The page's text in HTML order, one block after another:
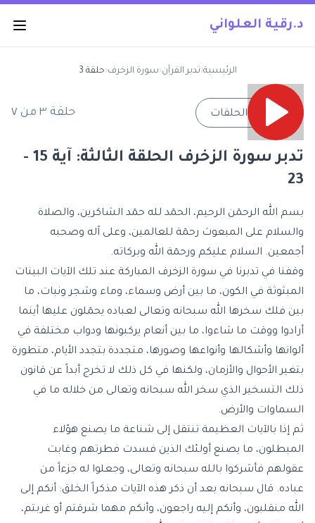
د.رقية العلواني
الرئيسية‹تدبر القرآن‹سورة الزخرف‹حلقة 3
→ جميع الحلقات حلقة ٣ من ٧
تدبر سورة الزخرف الحلقة الثالثة: آية 15 -
23
بسم الله الرحمٓن الرحيم، الحمٓد لله حمٓد الشاكرين، والصلاة
والسلام على المبعوث رحمٓة للعالمين، وعلى آله وصحبه
أجمعين. السلام عليكم ورحمٓة الله وبركاته.
وقفنا في تدبرنا في سورة الزخرف المباركة عند تلك الآيات البينات
المبثوثة في الكون، ما بين أرض وسماء، وماء وشجر ونبات، ما
بين فلك سخرها الله سبحانه وتعالى لعباده يحمٓلون عليها أينما
أرادوا ووقت ما شاءوا، ما بين أنعام يركبونها ودواب مختلفة في
ألوانها وأشكالها وأنواعها وصورها، متجددة بتجدد الأيام، متطورة
بتغير الأحوال والأزمان، ولكنها في كل ذلك لا تخرج أبداً عن قانون
ذلك التسخير الذي سخر الله سبحانه وتعالى من خلاله ما في
السماوات والأرض.
ثم إذا بالآيات العظيمة تنتقل إلى شناعة ما يصنع هؤلاء
المبطلون، ما يصنع أولئك الذين فسدت فطرتهم وغابت
عقولهم فأشركوا بالله سبحانه وتعالى، وجعلوا له جزءاً من
عباده. قال سبحانه بعد أن ذكر هذه الآيات مذكراً الخلق: أنكم إلى
الله منقلبون، وأنكم إليه راجعون، وأنكم مهما شرقتم أو غربتم،